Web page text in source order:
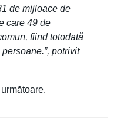
de mijloace de
care 49 de
fiind totodată
potrivit